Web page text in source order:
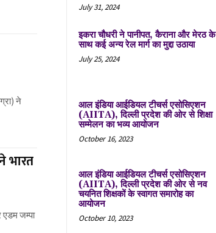
ने
भारत
एडम जम्पा
July 31, 2024
इकरा चौधरी ने पानीपत, कैराना और मेरठ के
साथ कई अन्य रेल मार्ग का मुद्दा उठाया
July 25, 2024
आल इंडिया आईडियल टीचर्स एसोसिएशन
(AIITA), दिल्ली प्रदेश की ओर से शिक्षा
सम्मेलन का भव्य आयोजन
October 16, 2023
आल इंडिया आईडियल टीचर्स एसोसिएशन
(AIITA), दिल्ली प्रदेश की ओर से नव
चयनित शिक्षकों के स्वागत समारोह का
आयोजन
October 10, 2023